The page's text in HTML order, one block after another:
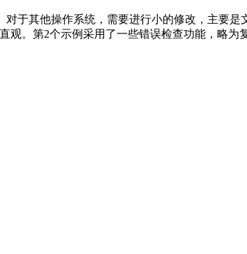
于其他操作系统，需要进行小的修改，主要
观。第2个示例采用了一些错误检查功能，略为